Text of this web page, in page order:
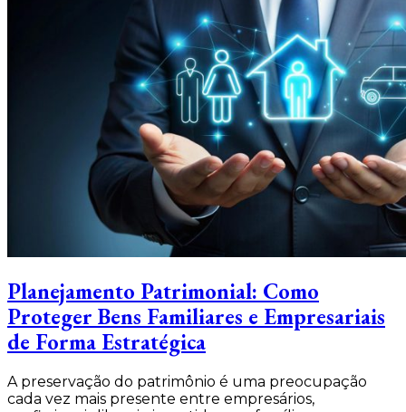
Planejamento Patrimonial: Como
Proteger Bens Familiares e Empresariais
de Forma Estratégica
A preservação do patrimônio é uma preocupação
cada vez mais presente entre empresários,